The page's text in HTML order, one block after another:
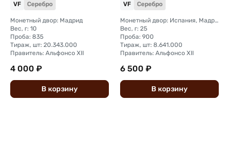
VF Серебро
Монетный двор: Мадрид
Вес, г: 10
Проба: 835
Тираж, шт: 20.343.000
Правитель: Альфонсо XII
4 000 ₽
В корзину
VF Серебро
Монетный двор: Испания, Мадрид
Вес, г: 25
Проба: 900
Тираж, шт: 8.641.000
Правитель: Альфонсо XII
6 500 ₽
В корзину